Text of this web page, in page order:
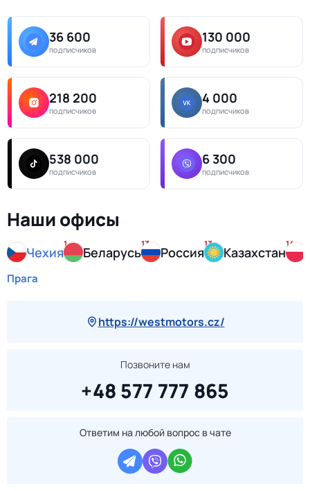
36 600
подписчиков
130 000
подписчиков
218 200
подписчиков
4 000
подписчиков
538 000
подписчиков
6 300
подписчиков
Наши офисы
Чехия
1
Беларусь
13
Россия
13
Казахстан
14
Прага
https://westmotors.cz/
Позвоните нам
+48 577 777 865
Ответим на любой вопрос в чате